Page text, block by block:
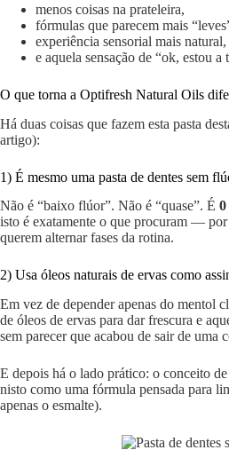
menos coisas na prateleira,
fórmulas que parecem mais
experiência sensorial mais natural,
e aquela sensação de “ok, estou
O que torna a Optifresh Natural Oils
Há duas coisas que fazem esta pasta
artigo):
1) É mesmo uma pasta de dentes sem
Não é “baixo flúor”. Não é “quase”. É
isto é exatamente o que procuram —
querem alternar fases da rotina.
2) Usa óleos naturais de ervas como
Em vez de depender apenas do mentol
de óleos de ervas para dar frescura e
sem parecer que acabou de sair de uma
E depois há o lado prático: o conceito
nisto como uma fórmula pensada para
apenas o esmalte).